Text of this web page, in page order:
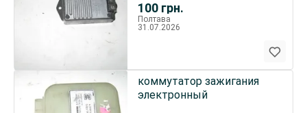
100 грн.
Полтава
31.07.2026
коммутатор зажигания
электронный